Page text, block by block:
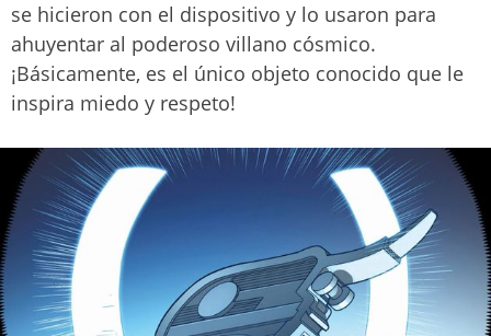
se hicieron con el dispositivo y lo usaron para
ahuyentar al poderoso villano cósmico.
¡Básicamente, es el único objeto conocido que le
inspira miedo y respeto!